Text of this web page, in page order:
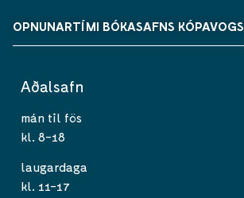
OPNUNARTÍMI BÓKASAFNS KÓPAVOGS
Aðalsafn
mán til fös
kl. 8-18
laugardaga
kl. 11-17